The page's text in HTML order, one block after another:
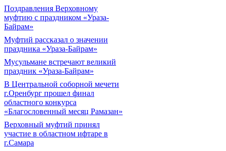
Поздравления Верховному
муфтию с праздником «Ураза-
Байрам»
Муфтий рассказал о значении
праздника «Ураза-Байрам»
Мусульмане встречают великий
праздник «Ураза-Байрам»
В Центральной соборной мечети
г.Оренбург прошел финал
областного конкурса
«Благословенный месяц Рамазан»
Верховный муфтий принял
участие в областном ифтаре в
г.Самара